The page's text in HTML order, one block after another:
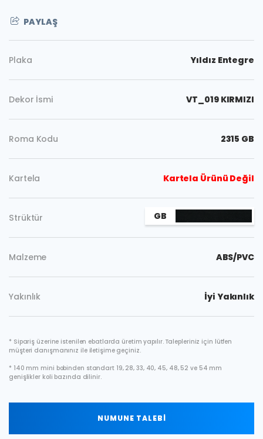
PAYLAŞ
Plaka Yıldız Entegre
Dekor İsmi VT_019 KIRMIZI
Roma Kodu 2315 GB
Kartela Kartela Ürünü Değil
Strüktür GB
Malzeme ABS/PVC
Yakınlık İyi Yakınlık
* Sipariş üzerine istenilen ebatlarda üretim yapılır. Talepleriniz için lütfen
müşteri danışmanınız ile iletişime geçiniz.
* 140 mm mini bobinden standart 19, 28, 33, 40, 45, 48, 52 ve 54 mm
genişlikler koli bazında dilinir.
NUMUNE TALEBİ